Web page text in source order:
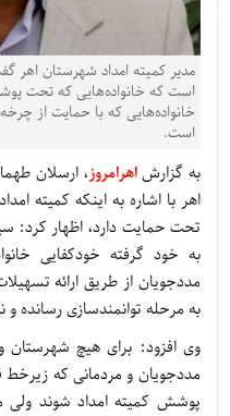
مدیر کمیته امداد شهرستان اهر
است که خانواده‌هایی که تحت
خانواده‌هایی که با حمایت از
است.
به گزارشاهرامروز، ارسلان
تحت حمایت دارد، اظهار کرد:
به خود گرفته خودکفایی
مددجویان از طریق ارائه
به مرحله توانمندسازی رسانده
وی افزود: برای هیچ شهرستان
مددجویان و مردمانی که
پوشش کمیته امداد شوند ولی